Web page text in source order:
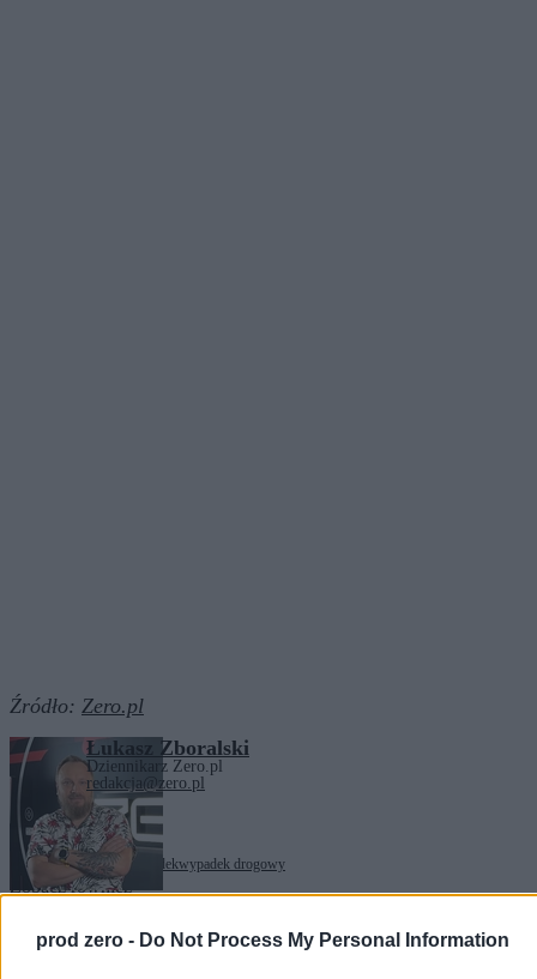
prod zero - Do Not Process My Personal Information
Źródło: Zero.pl
Łukasz Zboralski
Dziennikarz Zero.pl
redakcja@zero.pl
Tagi:sądownictwo wypadekwypadek drogowy
Zobacz również